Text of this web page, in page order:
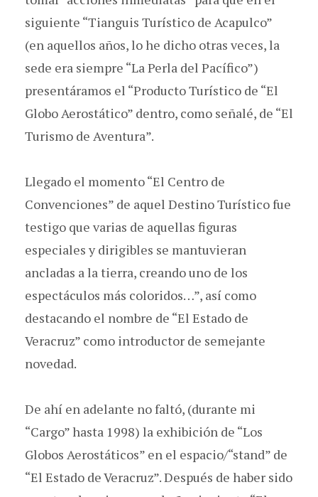
siguiente “Tianguis Turístico de Acapulco”
(en aquellos años, lo he dicho otras veces, la
sede era siempre “La Perla del Pacífico”)
presentáramos el “Producto Turístico de “El
Globo Aerostático” dentro, como señalé, de “El
Turismo de Aventura”.
Llegado el momento “El Centro de
Convenciones” de aquel Destino Turístico fue
testigo que varias de aquellas figuras
especiales y dirigibles se mantuvieran
ancladas a la tierra, creando uno de los
espectáculos más coloridos…”, así como
destacando el nombre de “El Estado de
Veracruz” como introductor de semejante
novedad.
De ahí en adelante no faltó, (durante mi
“Cargo” hasta 1998) la exhibición de “Los
Globos Aerostáticos” en el espacio/“stand” de
“El Estado de Veracruz”. Después de haber sido